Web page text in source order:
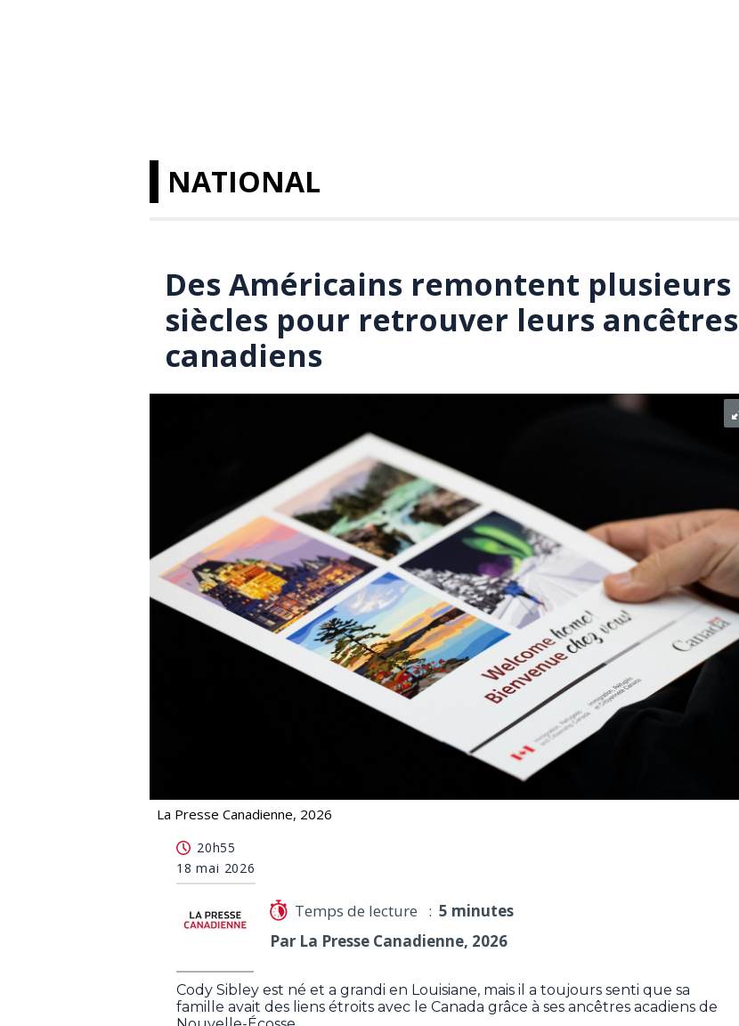
NATIONAL
Des Américains remontent plusieurs
siècles pour retrouver leurs ancêtres
canadiens
La Presse Canadienne, 2026
20h55
18 mai 2026
Temps de lecture : 5 minutes
Par La Presse Canadienne, 2026
Cody Sibley est né et a grandi en Louisiane, mais il a toujours senti que sa
famille avait des liens étroits avec le Canada grâce à ses ancêtres acadiens de